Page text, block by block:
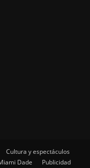
Cultura y espectáculos
Dade Publicidad